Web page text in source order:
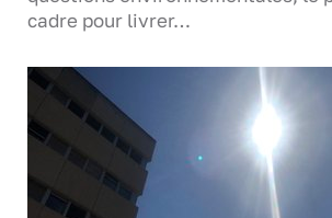
cadre pour livrer…